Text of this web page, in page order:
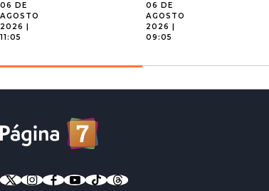
06 DE
AGOSTO
2026 |
11:05
06 DE
AGOSTO
2026 |
09:05